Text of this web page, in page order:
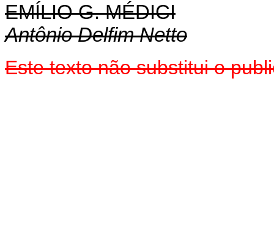
EMÍLIO G. MÉDICI
Antônio Delfim Netto
Este texto não substitui o